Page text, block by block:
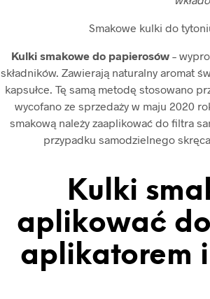
Smakowe kulki do
Kulki smakowe do papierosów –
składników. Zawierają naturalny aromat
kapsułce. Tę samą metodę stosowano
wycofano ze sprzedaży w maju 2020
smakową należy zaaplikować do filtra
przypadku samodzielnego
Kulki
aplikować
aplikatorem